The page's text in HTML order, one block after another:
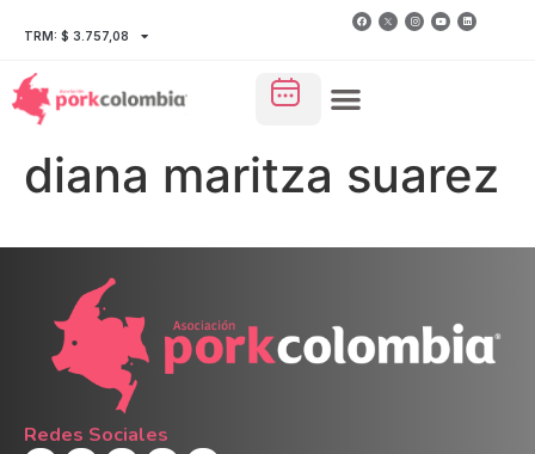
TRM: $ 3.757,08
diana maritza suarez
Redes Sociales